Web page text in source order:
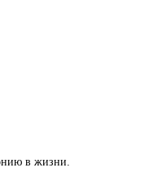
в жизни.